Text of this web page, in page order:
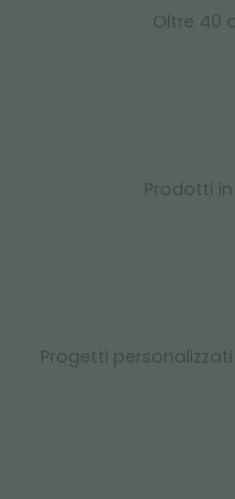
Oltre 40
Prodotti
Progetti